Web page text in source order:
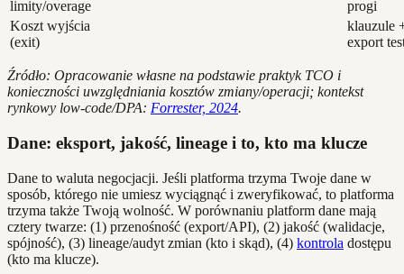
limity/overage
progi
Koszt wyjścia
(exit)
klauzule
export
Źródło: Opracowanie własne na podstawie praktyk TCO i
konieczności uwzględniania kosztów zmiany/operacji; kontekst
rynkowy low‑code/DPA: Forrester, 2024.
Dane: eksport, jakość, lineage i to, kto ma klucze
Dane to waluta negocjacji. Jeśli platforma trzyma Twoje dane w
sposób, którego nie umiesz wyciągnąć i zweryfikować, to platforma
trzyma także Twoją wolność. W porównaniu platform dane mają
cztery twarze: (1) przenośność (export/API), (2) jakość (walidacje,
spójność), (3) lineage/audyt zmian (kto i skąd), (4) kontrola dostępu
(kto ma klucze).